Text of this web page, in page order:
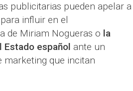
publicitarias pueden apelar a
influir en el
de Miriam Nogueras o la
Estado español ante un
marketing que incitan